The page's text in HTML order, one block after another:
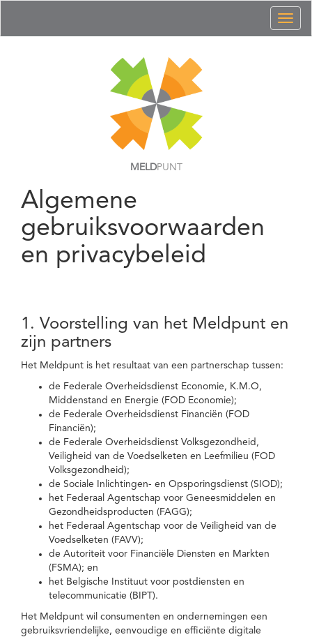
MELDPUNT
Algemene
gebruiksvoorwaarden
en privacybeleid
1. Voorstelling van het Meldpunt en
zijn partners
Het Meldpunt is het resultaat van een partnerschap tussen:
de Federale Overheidsdienst Economie, K.M.O,
Middenstand en Energie (FOD Economie);
de Federale Overheidsdienst Financiën (FOD
Financiën);
de Federale Overheidsdienst Volksgezondheid,
Veiligheid van de Voedselketen en Leefmilieu (FOD
Volksgezondheid);
de Sociale Inlichtingen- en Opsporingsdienst (SIOD);
het Federaal Agentschap voor Geneesmiddelen en
Gezondheidsproducten (FAGG);
het Federaal Agentschap voor de Veiligheid van de
Voedselketen (FAVV);
de Autoriteit voor Financiële Diensten en Markten
(FSMA); en
het Belgische Instituut voor postdiensten en
telecommunicatie (BIPT).
Het Meldpunt wil consumenten en ondernemingen een
gebruiksvriendelijke, eenvoudige en efficiënte digitale